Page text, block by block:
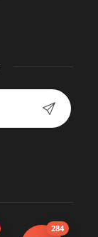
284